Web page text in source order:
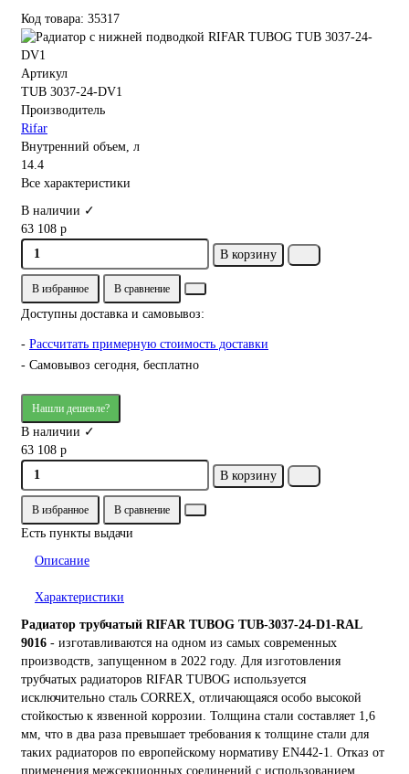
Код товара: 35317
Артикул
TUB 3037-24-DV1
Производитель
Rifar
Внутренний объем, л
14.4
Все характеристики
В наличии ✓
63 108 р
В корзину
В избранное В сравнение
Доступны доставка и самовывоз:
- Рассчитать примерную стоимость доставки
- Самовывоз сегодня, бесплатно
Нашли дешевле?
В наличии ✓
63 108 р
В корзину
В избранное В сравнение
Есть пункты выдачи
Описание
Характеристики
Радиатор трубчатый RIFAR TUBOG TUB-3037-24-D1-RAL
9016 - изготавливаются на одном из самых современных
производств, запущенном в 2022 году. Для изготовления
трубчатых радиаторов RIFAR TUBOG используется
исключительно сталь CORREX, отличающаяся особо высокой
стойкостью к язвенной коррозии. Толщина стали составляет 1,6
мм, что в два раза превышает требования к толщине стали для
таких радиаторов по европейскому нормативу EN442-1. Отказ от
применения межсекционных соединений с использованием